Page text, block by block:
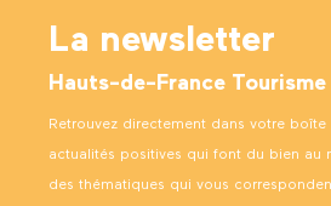
La newsletter
Hauts-de-France Tourisme
Retrouvez directement dans votre boîte
actualités positives qui font du bien au
des thématiques qui vous